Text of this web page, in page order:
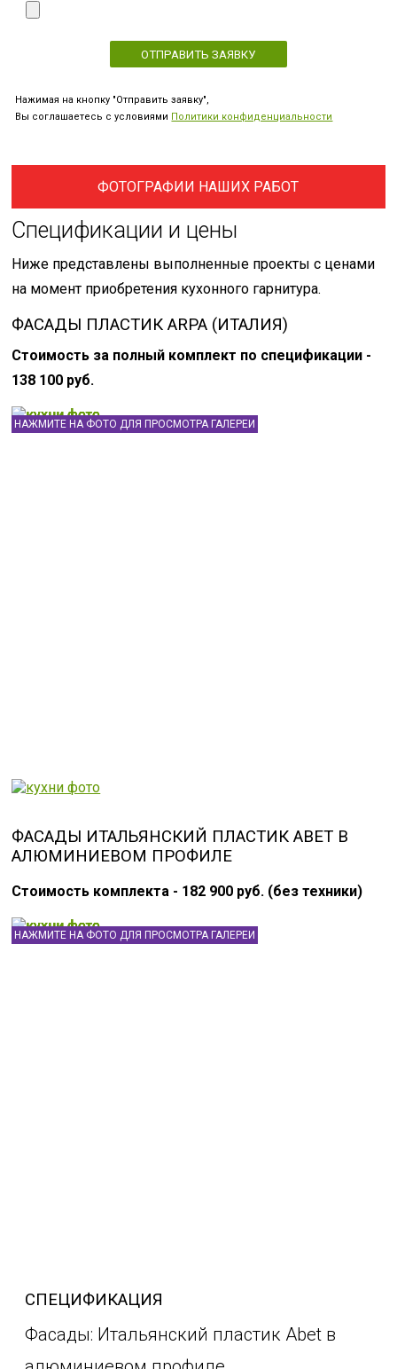
Нажимая на кнопку "Отправить заявку",
Вы соглашаетесь с условиями Политики конфиденциальности
ФОТОГРАФИИ НАШИХ РАБОТ
Спецификации и цены
Ниже представлены выполненные проекты с ценами
на момент приобретения кухонного гарнитура.
ФАСАДЫ ПЛАСТИК ARPA (ИТАЛИЯ)
Стоимость за полный комплект по спецификации -
138 100 руб.
НАЖМИТЕ НА ФОТО ДЛЯ ПРОСМОТРА ГАЛЕРЕИ
ФАСАДЫ ИТАЛЬЯНСКИЙ ПЛАСТИК ABET В
АЛЮМИНИЕВОМ ПРОФИЛЕ
Стоимость комплекта - 182 900 руб. (без техники)
НАЖМИТЕ НА ФОТО ДЛЯ ПРОСМОТРА ГАЛЕРЕИ
СПЕЦИФИКАЦИЯ
Фасады: Итальянский пластик Abet в